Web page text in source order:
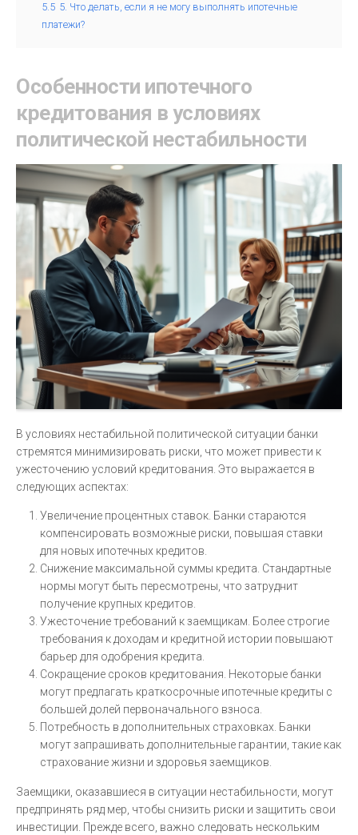
5.5 5. Что делать, если я не могу выполнять ипотечные
платежи?
Особенности ипотечного
кредитования в условиях
политической нестабильности
В условиях нестабильной политической ситуации банки
стремятся минимизировать риски, что может привести к
ужесточению условий кредитования. Это выражается в
следующих аспектах:
Увеличение процентных ставок. Банки стараются
компенсировать возможные риски, повышая ставки
для новых ипотечных кредитов.
Снижение максимальной суммы кредита. Стандартные
нормы могут быть пересмотрены, что затруднит
получение крупных кредитов.
Ужесточение требований к заемщикам. Более строгие
требования к доходам и кредитной истории повышают
барьер для одобрения кредита.
Сокращение сроков кредитования. Некоторые банки
могут предлагать краткосрочные ипотечные кредиты с
большей долей первоначального взноса.
Потребность в дополнительных страховках. Банки
могут запрашивать дополнительные гарантии, такие как
страхование жизни и здоровья заемщиков.
Заемщики, оказавшиеся в ситуации нестабильности, могут
предпринять ряд мер, чтобы снизить риски и защитить свои
инвестиции. Прежде всего, важно следовать нескольким